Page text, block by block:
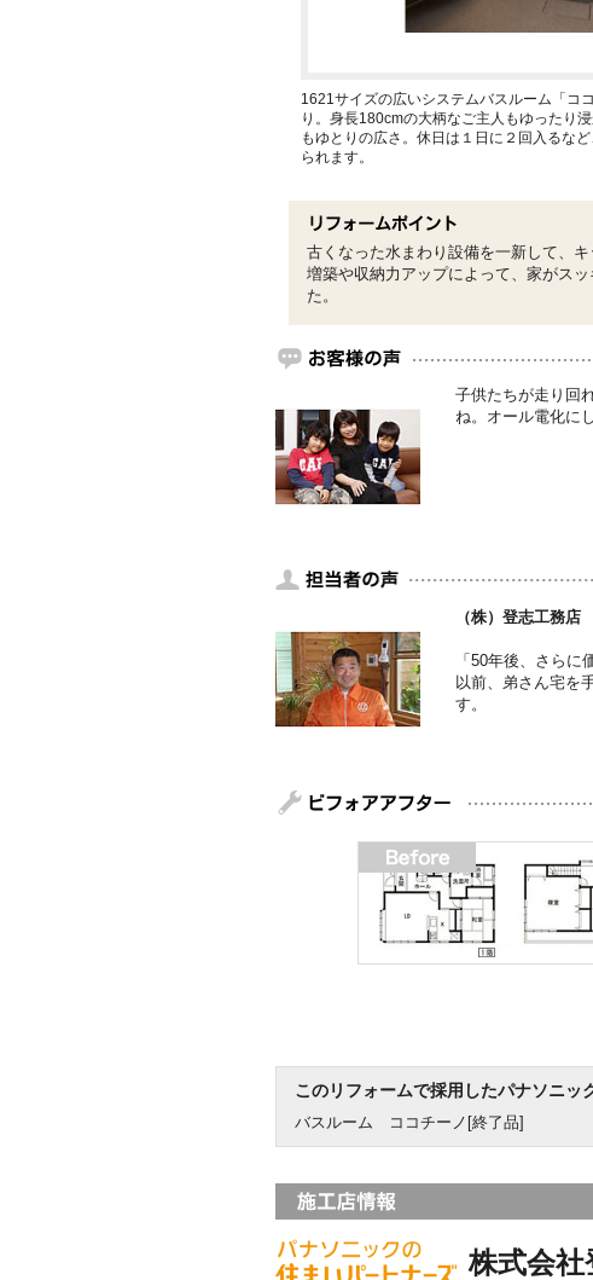
1621サイズの広いシステムバスルーム「コ
り。身長180cmの大柄なご主人もゆったり
もゆとりの広さ。休日は１日に２回入るな
られます。
古くなった水まわり設備を一新して、キ
増築や収納力アップによって、家がス
た。
子供たちが走り回
ね。オール電化に
（株）登志工務
「50年後、さら
以前、弟さん宅を
す。
このリフォームで採用したパナソニッ
バスルーム ココチーノ[終了品]
株式会社